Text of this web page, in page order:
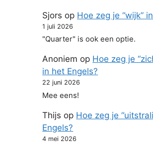
Sjors op Hoe zeg je “wijk”
1 juli 2026
"Quarter" is ook een optie.
Anoniem op Hoe zeg je
in het Engels?
22 juni 2026
Mee eens!
Thijs op Hoe zeg je
Engels?
4 mei 2026